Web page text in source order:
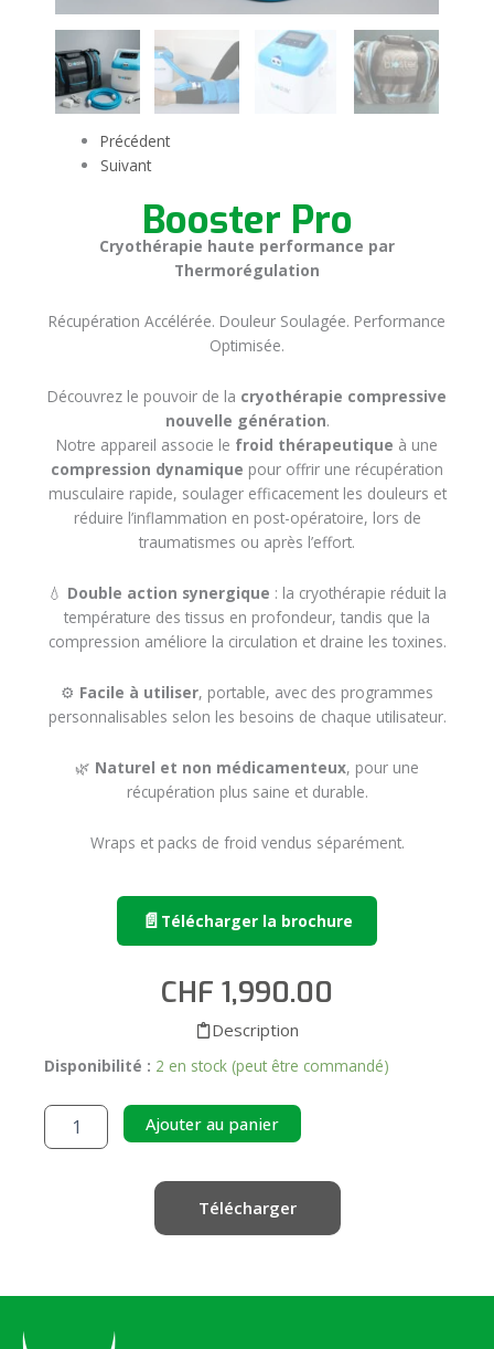
Précédent
Suivant
Booster Pro
Cryothérapie haute performance par
Thermorégulation
Récupération Accélérée. Douleur Soulagée. Performance
Optimisée.
Découvrez le pouvoir de la cryothérapie compressive
nouvelle génération.
Notre appareil associe le froid thérapeutique à une
compression dynamique pour offrir une récupération
musculaire rapide, soulager efficacement les douleurs et
réduire l’inflammation en post-opératoire, lors de
traumatismes ou après l’effort.
💧 Double action synergique : la cryothérapie réduit la
température des tissus en profondeur, tandis que la
compression améliore la circulation et draine les toxines.
⚙️ Facile à utiliser, portable, avec des programmes
personnalisables selon les besoins de chaque utilisateur.
🌿 Naturel et non médicamenteux, pour une
récupération plus saine et durable.
Wraps et packs de froid vendus séparément.
Télécharger la brochure
CHF 1,990.00
Description
Disponibilité : 2 en stock (peut être commandé)
quantité
de
Booster
Pro
Ajouter au panier Alternative:
Télécharger